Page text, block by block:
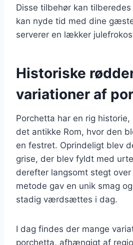
Disse tilbehør kan
kan nyde tid med dine
serverer en lækker
Historiske
variationer af
Porchetta har en rig
det antikke Rom, hvor den
en festret. Oprindeligt blev
grise, der blev fyldt med
derefter langsomt stegt
metode gav en unik smag
stadig værdsættes i dag.
I dag findes der mange
porchetta, afhængigt af